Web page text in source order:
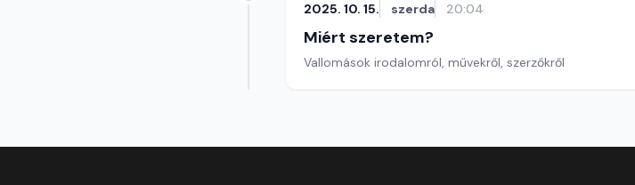
2025. 10. 15. szerda 20:04
Miért szeretem?
Vallomások irodalomról, művekről, szerzőkről